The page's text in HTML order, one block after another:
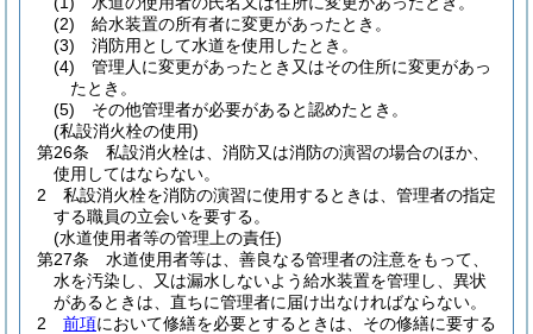
(2)
給水装置の所有者に変更があったとき。
(3)
消防用として水道を使用したとき。
(4)
管理人に変更があったとき又はその住所に変更があっ
たとき。
(5)
その他管理者が必要があると認めたとき。
(私設消火栓の使用)
第26条
私設消火栓は、消防又は消防の演習の場合のほか、
使用してはならない。
2
私設消火栓を消防の演習に使用するときは、管理者の指定
する職員の立会いを要する。
(水道使用者等の管理上の責任)
第27条
水道使用者等は、善良なる管理者の注意をもって、
水を汚染し、又は漏水しないよう給水装置を管理し、異状
があるときは、直ちに管理者に届け出なければならない。
2
前項において修繕を必要とするときは、その修繕に要する